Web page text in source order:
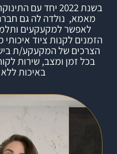
בשנת 2022 יחד עם
מאמא, נולדה לה גם
לאפשר למקעקעים
הזמנים לקנות ציוד
הצרכים של המקעקע/ת
בכל זמן ומצב, שירות
באיכות